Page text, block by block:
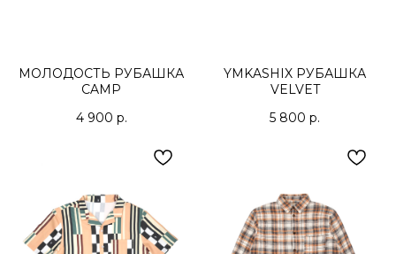
МОЛОДОСТЬ РУБАШКА
CAMP
4 900 р.
YMKASHIX РУБАШКА
VELVET
5 800 р.